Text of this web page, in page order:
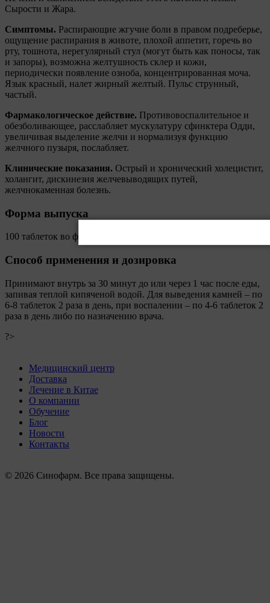
Сырости и Жара.
Симптомы. Распирающие жгучие боли в правом подреберье,
ощущение распирания в животе, плохой аппетит, горечь во
рту, тошнота, нерегулярный стул (могут быть как поносы, так
и запоры), возможна желтушность склер и кожи,
периодически появление озноба, концентрированная моча.
Язык красный, налет жирный желтый. Пульс струнный,
частый.
Фармакологическое действие. Противовоспалительное и
обезболивающее, расслабляет мускулатуру сфинктера Одди,
увеличивая выделение желчи и нормализуя функцию
желчного пузыря, послабляет.
Клинические показания. Острый и хронический холецистит,
холангит, дискинезия желчевыводящих путей,
желчнокаменная болезнь.
Форма выпуска
100 таблеток во флаконе.
Способ применения и дозировка
Принимают внутрь за 30 минут до или через 1 час после еды,
запивая теплой кипяченой водой. Для выведения камней – по
6-8 таблеток 2 раза в день, при воспалении – по 4-6 таблеток 2
раза в день либо по назначению врача.
?>
Медицинский центр
Доставка
Лечение в Китае
О компании
Обучение
Блог
Новости
Контакты
© 2026 Синофарм. Все права защищены.